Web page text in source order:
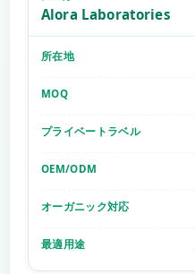
Alora Laboratories